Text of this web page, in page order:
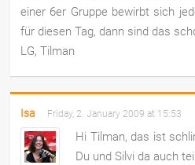
einer 6er Gruppe bewirbt sich
für diesen Tag, dann sind das
LG, Tilman
Isa Friday, 2. January 2009 at 15:53
Hi Tilman, das ist
Du und Silvi da auch